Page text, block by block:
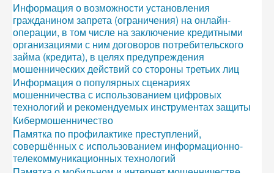
Информация о возможности установления
гражданином запрета (ограничения) на онлайн-
операции, в том числе на заключение кредитными
организациями с ним договоров потребительского
займа (кредита), в целях предупреждения
мошеннических действий со стороны третьих лиц
Информация о популярных сценариях
мошенничества с использованием цифровых
технологий и рекомендуемых инструментах защиты
Кибермошенничество
Памятка по профилактике преступлений,
совершённых с использованием информационно-
телекоммуникационных технологий